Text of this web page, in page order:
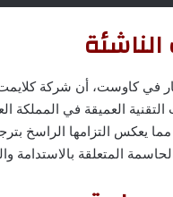
في كاوست، أن شركة
العميقة في
من ٣٠٠ شركة ناشئة؛ مما يعكس
المتعلقة بالاستدامة